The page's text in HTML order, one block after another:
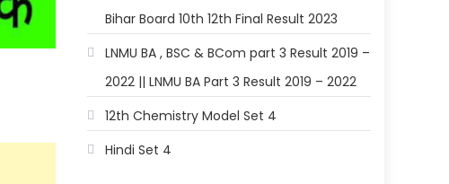
Bihar Board 10th 12th Final Result 2023
LNMU BA , BSC & BCom part 3 Result 2019 –
2022 || LNMU BA Part 3 Result 2019 – 2022
12th Chemistry Model Set 4
Hindi Set 4